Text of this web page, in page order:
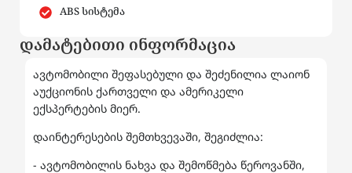
ABS სისტემა
დამატებითი ინფორმაცია
ავტომობილი შეფასებული და შეძენილია ლაიონ
აუქციონის ქართველი და ამერიკელი
ექსპერტების მიერ.
დაინტერესების შემთხვევაში, შეგიძლია:
- ავტომობილის ნახვა და შემოწმება წეროვანში,